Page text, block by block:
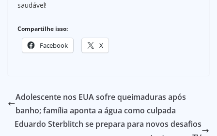
saudável!
Compartilhe isso:
Facebook X
Adolescente nos EUA sofre queimaduras após
banho; família aponta a água como culpada
Eduardo Sterblitch se prepara para novos desafios